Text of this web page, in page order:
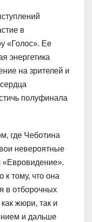
в
«Голос». Ее
энергетика
на зрителей и
полуфинала
где Чеботина
невероятные
«Евровидение».
к тому, что она
в отборочных
жюри, так и
и дальше